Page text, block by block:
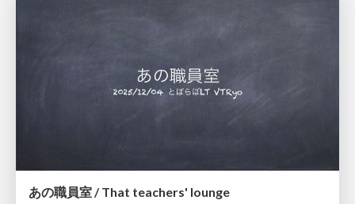
あの職員室 / That teachers' lounge